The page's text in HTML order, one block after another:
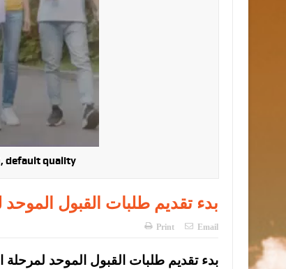
default quality
بدء تقديم طلبات القبول الموحد
Print Email
بدء تقديم طلبات القبول الموحد لمرحلة